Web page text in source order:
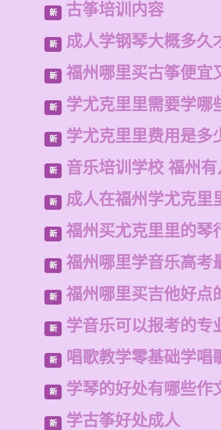
新 古筝培训内容
新 成人学钢琴大概多久
新 福州哪里买古筝便宜
新 学尤克里里需要学哪
新 学尤克里里费用是多
新 音乐培训学校 福州
新 成人在福州学尤克里
新 福州买尤克里里的琴
新 福州哪里学音乐高考
新 福州哪里买吉他好点
新 学音乐可以报考的专
新 唱歌教学零基础学唱
新 学琴的好处有哪些作
新 学古筝好处成人